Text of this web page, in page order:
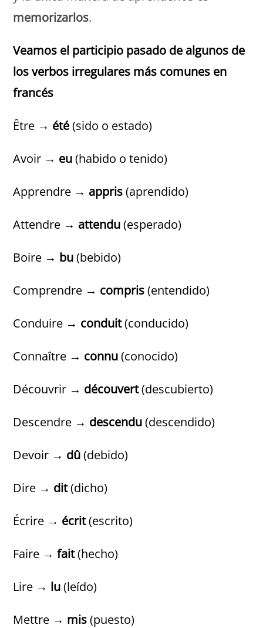
memorizarlos.
Veamos el participio pasado de algunos de
los verbos irregulares más comunes en
francés
Être → été(sido o estado)
Avoir → eu(habido o tenido)
Apprendre → appris(aprendido)
Attendre → attendu(esperado)
Boire → bu(bebido)
Comprendre → compris(entendido)
Conduire → conduit(conducido)
Connaître → connu(conocido)
Découvrir → découvert(descubierto)
Descendre → descendu(descendido)
Devoir → dû(debido)
Dire → dit(dicho)
Écrire → écrit(escrito)
Faire →fait(hecho)
Lire → lu(leído)
Mettre → mis(puesto)